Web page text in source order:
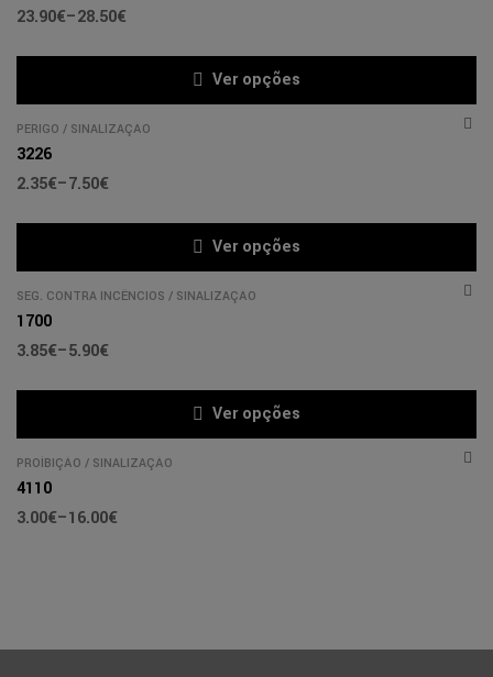
23.90€–28.50€
Ver opções
PERIGO / SINALIZAÇÃO
3226
2.35€–7.50€
Ver opções
SEG. CONTRA INCÊNCIOS / SINALIZAÇÃO
1700
3.85€–5.90€
Ver opções
PROÍBIÇÃO / SINALIZAÇÃO
4110
3.00€–16.00€